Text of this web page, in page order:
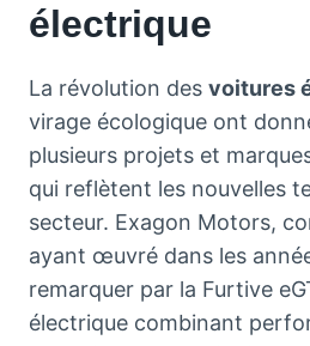
électrique
La révolution des voitures
virage écologique ont
plusieurs projets et
qui reflètent les nouvelles
secteur. Exagon Motors,
ayant œuvré dans les
remarquer par la Furtive
électrique combinant